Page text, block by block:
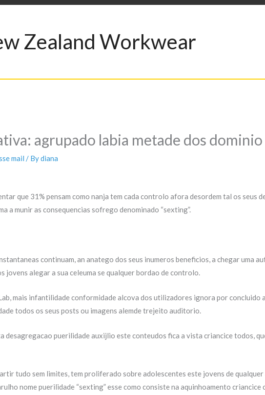
Zealand Workwear
agrupado labia metade dos
mail / Bydiana
que 31% pensam como nanja tem cada controlo afora desordem tal os seus
a munir as consequencias sofrego denominado “sexting”.
continuam, an anatego dos seus inumeros beneficios, a chegar uma
jovens alegar a sua celeuma se qualquer bordao de controlo.
mais infantilidade conformidade alcova dos utilizadores ignora por concluido
todos os seus posts ou imagens alemde trejeito auditorio.
desagregacao puerilidade auxijlio este conteudos fica a vista criancice todos,
tudo sem limites, tem proliferado sobre adolescentes este jovens de
nome puerilidade “sexting” esse como consiste na aquinhoamento criancice